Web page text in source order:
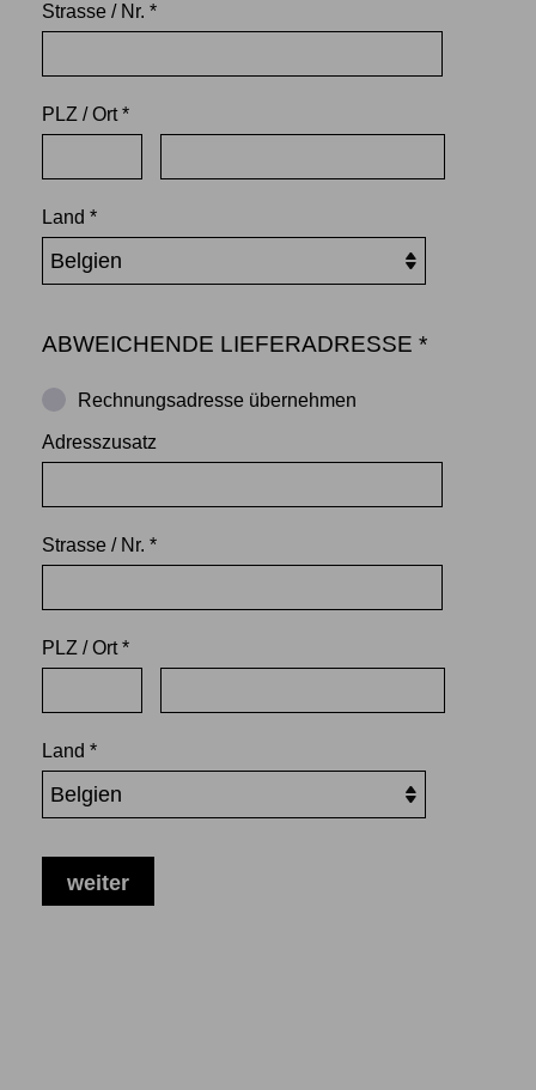
Strasse / Nr. *
PLZ / Ort *
Land *
ABWEICHENDE LIEFERADRESSE *
Rechnungsadresse übernehmen
Adresszusatz
Strasse / Nr. *
PLZ / Ort *
Land *